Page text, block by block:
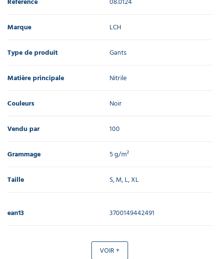
Marque LCH
Type de produit Gants
Matière principale Nitrile
Couleurs Noir
Vendu par 100
Grammage 5 g/m²
Taille S, M, L, XL
ean13 3700149442491
VOIR +